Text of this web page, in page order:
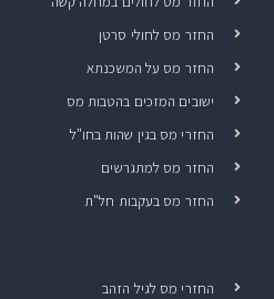
החזר מס לחולי סרטן
החזר מס על המשכנתא
ישובים המזכים בהטבות מס
החזרי מס בגין שהות בחו"ל
החזר מס למתגרשים
החזר מס בעקבות חל"ת
החזרי מס לגיל הזהב